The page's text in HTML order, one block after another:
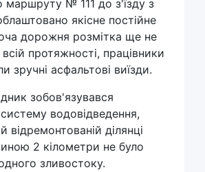
маршруту № 111 до з'їзду з
якісне постійне
дорожня розмітка ще не
протяжності, працівники
зручні асфальтові виїзди.
зобов'язувався
водовідведення,
відремонтованій ділянці
2 кілометри не було
зливостоку.